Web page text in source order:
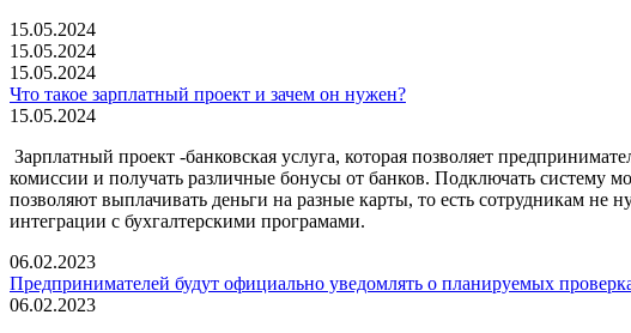
15.05.2024
15.05.2024
15.05.2024
Что такое зарплатный проект и зачем он нужен?
15.05.2024
Зарплатный проект -банковская услуга, которая позволяет
комиссии и получать различные бонусы от банков. Подключать систему
позволяют выплачивать деньги на разные карты, то есть сотрудникам не
интеграции с бухгалтерскими програмами.
06.02.2023
Предпринимателей будут официально уведомлять о планируемых
06.02.2023